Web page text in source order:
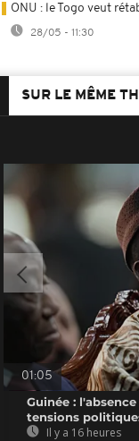
ONU : le Togo veut
28/05 - 11:30
SUR LE MÊME
01:05
Guinée :
tensions
Il y a 16 heures